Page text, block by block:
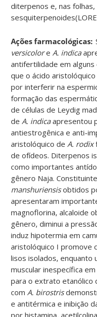
diterpenos e, nas folhas,
Ações farmacológicas:
versicolore A. indica
antifertilidade em
que o ácido
por interferir na
formação das
de células de Leydig
de A. indicaapresentou
antiestrogênica e anti-
aristolóquico de A. rodix
de ofídeos. Diterpenos
como importantes
gênero Naja.
manshuriensisobtidos
apresentaram
magnoflorina, alcaloide
gênero, diminui a
induz hipotermia em
aristolóquico I promove
lisos isolados, enquanto
muscular inespecífica
para o extrato etanólico
com A. birostris
e antitérmica e inibição
por histamina,